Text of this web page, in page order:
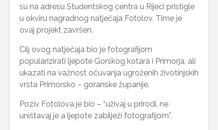
su na adresu Studentskog centra u Rijeci pristigle
u okviru nagradnog natječaja Fotolov. Time je
ovaj projekt završen.
Cilj ovog natječaja bio je fotografijom
popularizirati ljepote Gorskog kotara i Primorja, ali
ukazati na važnost očuvanja ugroženih životinjskih
vrsta Primorsko – goranske županije.
Poziv Fotolova je bio – “uživaj u prirodi, ne
uništavaj je a ljepote zabilježi fotografijom”.